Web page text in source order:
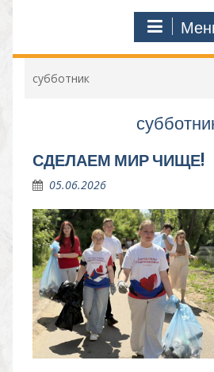
субботник
СДЕЛАЕМ МИР ЧИЩЕ!
05.06.2026